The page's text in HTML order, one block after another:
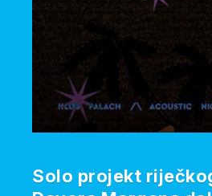
Solo projekt